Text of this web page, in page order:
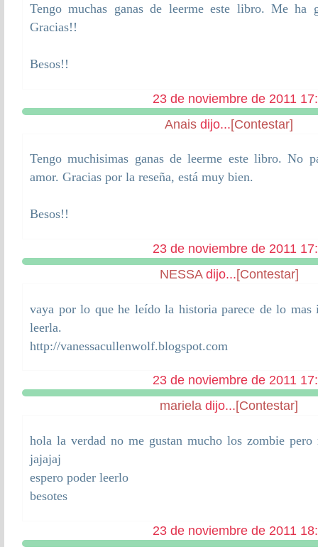
Tengo muchas ganas de leerme este libro. Me ha
Gracias!!
Besos!!
23 de noviembre de 2011
Anais dijo...[Contestar]
Tengo muchisimas ganas de leerme este libro. No
amor. Gracias por la reseña, está muy bien.
Besos!!
23 de noviembre de 2011
NESSAdijo...[Contestar]
vaya por lo que he leído la historia parece de lo mas
leerla.
http://vanessacullenwolf.blogspot.com
23 de noviembre de 2011
mariela dijo...[Contestar]
hola la verdad no me gustan mucho los zombie pero
jajajaj
espero poder leerlo
besotes
23 de noviembre de 2011